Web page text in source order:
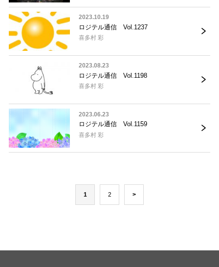
2023.10.19
ロジテル通信 Vol.1237
喜多村 彩
2023.08.23
ロジテル通信 Vol.1198
喜多村 彩
2023.06.23
ロジテル通信 Vol.1159
喜多村 彩
1 2 >